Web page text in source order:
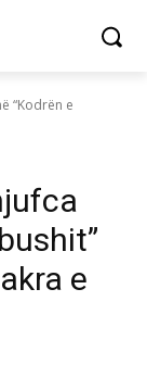
“Kodrën e
e